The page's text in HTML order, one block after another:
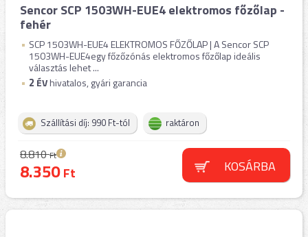
Sencor SCP 1503WH-EUE4 elektromos főzőlap -
fehér
SCP 1503WH-EUE4 ELEKTROMOS FŐZŐLAP | A Sencor SCP
1503WH-EUE4egy főzőzónás elektromos főzőlap ideális
választás lehet ...
2 ÉVhivatalos, gyári garancia
Szállítási díj: 990 Ft-tól raktáron
8.810Ft
8.350Ft KOSÁRBA